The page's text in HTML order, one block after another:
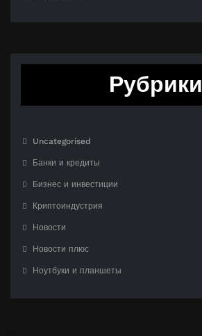
Рубрики
Uncategorised
Банки и кредиты
Бизнес и инвестиции
Криптоиндустрия
Новости
Новости плюс
Ноутбуки и планшеты